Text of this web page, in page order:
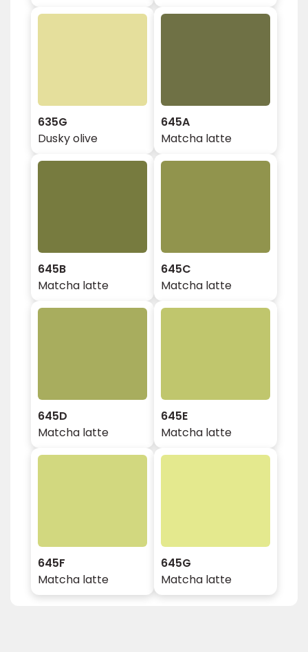
635G
Dusky olive
645A
Matcha latte
645B
Matcha latte
645C
Matcha latte
645D
Matcha latte
645E
Matcha latte
645F
Matcha latte
645G
Matcha latte